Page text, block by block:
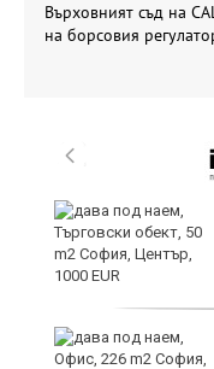
Върховният съд на
на борсовия